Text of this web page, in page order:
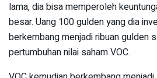
lama, dia bisa memperoleh
besar. Uang 100 gulden yang dia
berkembang menjadi ribuan gulden
pertumbuhan nilai saham VOC.